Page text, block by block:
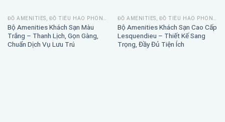
ĐỒ AMENITIES, ĐỒ TIÊU HAO PHÒNG TẮM
Bộ Amenities Khách Sạn Màu
Trắng – Thanh Lịch, Gọn Gàng,
Chuẩn Dịch Vụ Lưu Trú
ĐỒ AMENITIES, ĐỒ TIÊU HAO PHÒNG TẮM
Bộ Amenities Khách Sạn Cao Cấp
Lesquendieu – Thiết Kế Sang
Trọng, Đầy Đủ Tiện Ích